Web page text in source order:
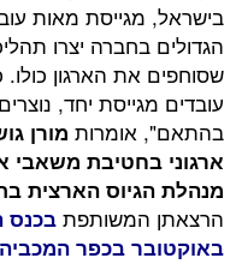
בישראל, מגייסת מאות
הגדולים בחברה יצרו
שסוחפים את הארגון
עובדים מגייסת יחד,
בהתאם", אומרות מורן
ארגוני בחטיבת משאבי
מנהלת הגיוס הארצית
הרצאתן המשותפת
באוקטובר בכפר המכביה